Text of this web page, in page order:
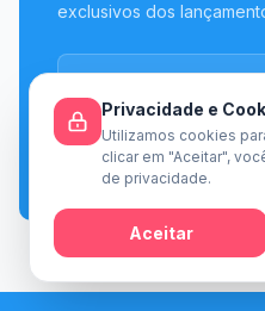
exclusivos dos
Privacidade e
Utilizamos cookies
clicar em "Aceitar",
de privacidade.
Aceitar